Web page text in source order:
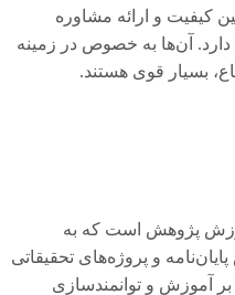
کیفیت و ارائه مشاوره
آن‌ها به خصوص در زمینه
بسیار قوی هستند.
پژوهش است که به
و پروژه‌های تحقیقاتی
آموزش و توانمندسازی